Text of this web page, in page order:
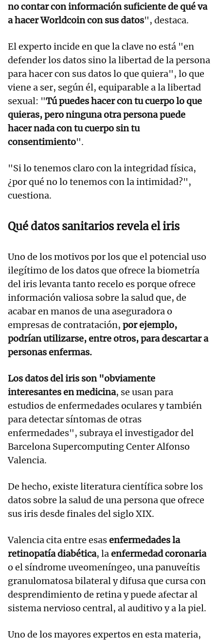
no contar con información suficiente de qué va
a hacer Worldcoin con sus datos", destaca.
El experto incide en que la clave no está "en
defender los datos sino la libertad de la persona
para hacer con sus datos lo que quiera", lo que
viene a ser, según él, equiparable a la libertad
sexual: "Tú puedes hacer con tu cuerpo lo que
quieras, pero ninguna otra persona puede
hacer nada con tu cuerpo sin tu
consentimiento".
"Si lo tenemos claro con la integridad física,
¿por qué no lo tenemos con la intimidad?",
cuestiona.
Qué datos sanitarios revela el iris
Uno de los motivos por los que el potencial uso
ilegítimo de los datos que ofrece la biometría
del iris levanta tanto recelo es porque ofrece
información valiosa sobre la salud que, de
acabar en manos de una aseguradora o
empresas de contratación, por ejemplo,
podrían utilizarse, entre otros, para descartar a
personas enfermas.
Los datos del iris son "obviamente
interesantes en medicina, se usan para
estudios de enfermedades oculares y también
para detectar síntomas de otras
enfermedades", subraya el investigador del
Barcelona Supercomputing Center Alfonso
Valencia.
De hecho, existe literatura científica sobre los
datos sobre la salud de una persona que ofrece
sus iris desde finales del siglo XIX.
Valencia cita entre esasenfermedades la
retinopatía diabética, laenfermedad coronaria
o el síndrome uveomeníngeo, una panuveítis
granulomatosa bilateral y difusa que cursa con
desprendimiento de retina y puede afectar al
sistema nervioso central, al auditivo y a la piel.
Uno de los mayores expertos en esta materia,